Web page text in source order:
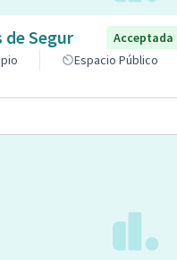
de Segur
Acceptada
Espacio Público